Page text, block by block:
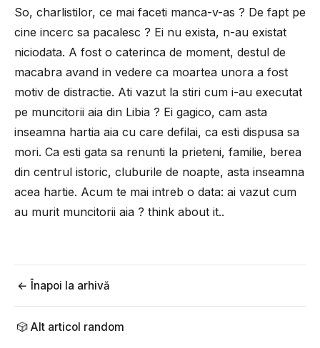
So, charlistilor, ce mai faceti manca-v-as ? De fapt pe
cine incerc sa pacalesc ? Ei nu exista, n-au existat
niciodata. A fost o caterinca de moment, destul de
macabra avand in vedere ca moartea unora a fost
motiv de distractie. Ati vazut la stiri cum i-au executat
pe muncitorii aia din Libia ? Ei gagico, cam asta
inseamna hartia aia cu care defilai, ca esti dispusa sa
mori. Ca esti gata sa renunti la prieteni, familie, berea
din centrul istoric, cluburile de noapte, asta inseamna
acea hartie. Acum te mai intreb o data: ai vazut cum
au murit muncitorii aia ? think about it..
← Înapoi la arhivă
🎲 Alt articol random